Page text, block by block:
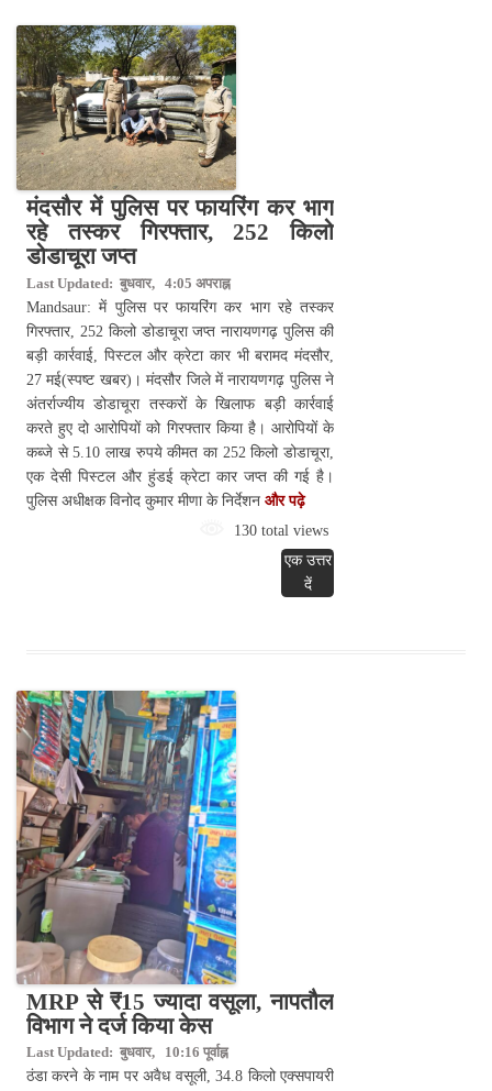
मंदसौर में पुलिस पर फायरिंग कर भाग
रहे तस्कर गिरफ्तार, 252 किलो
डोडाचूरा जप्त
Last Updated: बुधवार, 4:05 अपराह्न
Mandsaur: में पुलिस पर फायरिंग कर भाग रहे तस्कर
गिरफ्तार, 252 किलो डोडाचूरा जप्त नारायणगढ़ पुलिस की
बड़ी कार्रवाई, पिस्टल और क्रेटा कार भी बरामद मंदसौर,
27 मई(स्पष्ट खबर)। मंदसौर जिले में नारायणगढ़ पुलिस ने
अंतर्राज्यीय डोडाचूरा तस्करों के खिलाफ बड़ी कार्रवाई
करते हुए दो आरोपियों को गिरफ्तार किया है। आरोपियों के
कब्जे से 5.10 लाख रुपये कीमत का 252 किलो डोडाचूरा,
एक देसी पिस्टल और हुंडई क्रेटा कार जप्त की गई है।
पुलिस अधीक्षक विनोद कुमार मीणा के निर्देशन और पढ़े
130 total views
एक उत्तर
दें
MRP से ₹15 ज्यादा वसूला, नापतौल
विभाग ने दर्ज किया केस
Last Updated: बुधवार, 10:16 पूर्वाह्न
ठंडा करने के नाम पर अवैध वसूली, 34.8 किलो एक्सपायरी